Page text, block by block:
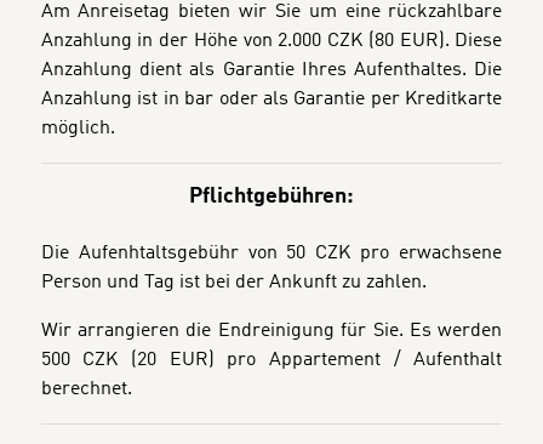
Am Anreisetag bieten wir Sie um eine rückzahlbare
Anzahlung in der Höhe von 2.000 CZK (80 EUR). Diese
Anzahlung dient als Garantie Ihres Aufenthaltes. Die
Anzahlung ist in bar oder als Garantie per Kreditkarte
möglich.
Pflichtgebühren:
Die Aufenhtaltsgebühr von 50 CZK pro erwachsene
Person und Tag ist bei der Ankunft zu zahlen.
Wir arrangieren die Endreinigung für Sie. Es werden
500 CZK (20 EUR) pro Appartement / Aufenthalt
berechnet.